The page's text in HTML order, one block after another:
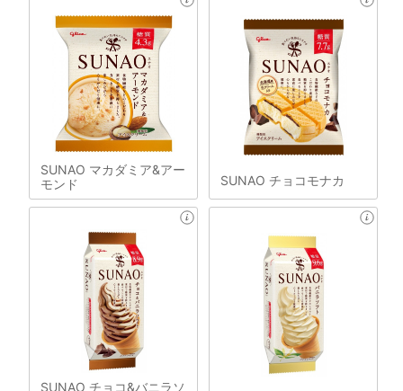
SUNAO マカダミア&アー
モンド
SUNAO チョコモナカ
SUNAO チョコ&バニラソ